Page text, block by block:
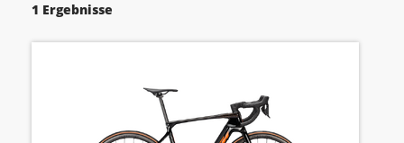
1 Ergebnisse